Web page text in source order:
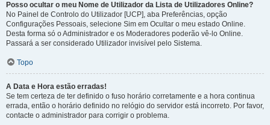
Posso ocultar o meu Nome de Utilizador da Lista de Utilizadores Online?
No Painel de Controlo do Utilizador [UCP], aba Preferências, opção
Configurações Pessoais, selecione Sim em Ocultar o meu estado Online.
Desta forma só o Administrador e os Moderadores poderão vê-lo Online.
Passará a ser considerado Utilizador invisível pelo Sistema.
Topo
A Data e Hora estão erradas!
Se tem certeza de ter definido o fuso horário corretamente e a hora continua
errada, então o horário definido no relógio do servidor está incorreto. Por favor,
contacte o administrador para corrigir o problema.